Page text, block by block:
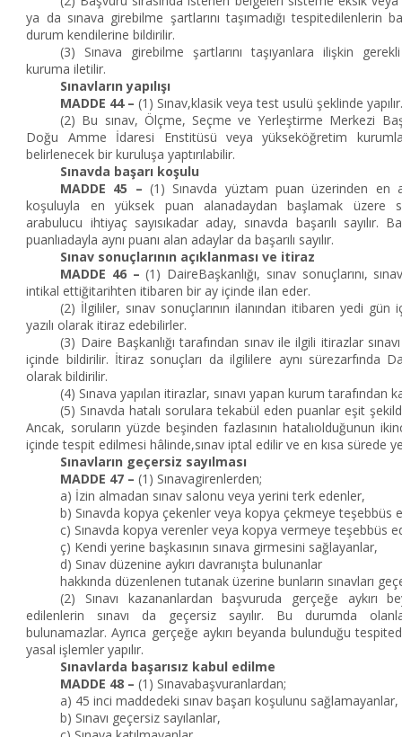
ya da sınava girebilme şartlarını taşımadığı tespitedilenlerin
durum kendilerine bildirilir.
(3) Sınava girebilme şartlarını taşıyanlara ilişkin
kuruma iletilir.
Sınavların yapılışı
MADDE 44 – (1) Sınav,klasik veya test usulü şeklinde
(2) Bu sınav, Ölçme, Seçme ve Yerleştirme Merkezi
Doğu Amme İdaresi Enstitüsü veya yükseköğretim
belirlenecek bir kuruluşa yaptırılabilir.
Sınavda başarı koşulu
MADDE 45 – (1) Sınavda yüztam puan üzerinden en
koşuluyla en yüksek puan alanadaydan başlamak üzere
arabulucu ihtiyaç sayısıkadar aday, sınavda başarılı sayılır.
puanlıadayla aynı puanı alan adaylar da başarılı sayılır.
Sınav sonuçlarının açıklanması ve itiraz
MADDE 46 – (1) DaireBaşkanlığı, sınav sonuçlarını,
intikal ettiğitarihten itibaren bir ay içinde ilan eder.
(2) İlgililer, sınav sonuçlarının ilanından itibaren yedi gün
yazılı olarak itiraz edebilirler.
(3) Daire Başkanlığı tarafından sınav ile ilgili itirazlar
içinde bildirilir. İtiraz sonuçları da ilgililere aynı sürezarfında
olarak bildirilir.
(4) Sınava yapılan itirazlar, sınavı yapan kurum tarafından
(5) Sınavda hatalı sorulara tekabül eden puanlar eşit
Ancak, soruların yüzde beşinden fazlasının hatalıolduğunun
içinde tespit edilmesi hâlinde,sınav iptal edilir ve en kısa sürede
Sınavların geçersiz sayılması
MADDE 47 – (1) Sınavagirenlerden;
a) İzin almadan sınav salonu veya yerini terk edenler,
b) Sınavda kopya çekenler veya kopya çekmeye teşebbüs
c) Sınavda kopya verenler veya kopya vermeye teşebbüs
ç) Kendi yerine başkasının sınava girmesini sağlayanlar,
d) Sınav düzenine aykırı davranışta bulunanlar
hakkında düzenlenen tutanak üzerine bunların sınavları
(2) Sınavı kazananlardan başvuruda gerçeğe aykırı
edilenlerin sınavı da geçersiz sayılır. Bu durumda
bulunamazlar. Ayrıca gerçeğe aykırı beyanda bulunduğu
yasal işlemler yapılır.
Sınavlarda başarısız kabul edilme
MADDE 48 – (1) Sınavabaşvuranlardan;
a) 45 inci maddedeki sınav başarı koşulunu sağlamayanlar,
b) Sınavı geçersiz sayılanlar,